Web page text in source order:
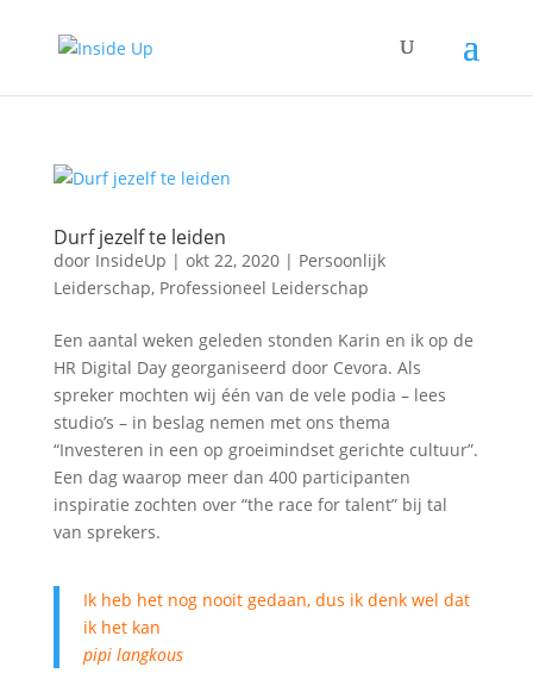
Durf jezelf te leiden
door InsideUp | okt 22, 2020| Persoonlijk
Leiderschap, Professioneel Leiderschap
Een aantal weken geleden stonden Karin en ik op de
HR Digital Day georganiseerd door Cevora. Als
spreker mochten wij één van de vele podia – lees
studio’s – in beslag nemen met ons thema
“Investeren in een op groeimindset gerichte cultuur”.
Een dag waarop meer dan 400 participanten
inspiratie zochten over “the race for talent” bij tal
van sprekers.
Ik heb het nog nooit gedaan, dus ik denk wel dat
ik het kan
pipi langkous